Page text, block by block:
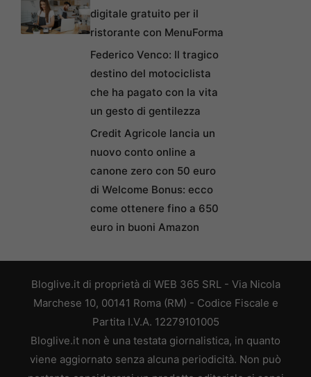
digitale gratuito per il
ristorante con MenuForma
Federico Venco: Il tragico
destino del motociclista
che ha pagato con la vita
un gesto di gentilezza
Credit Agricole lancia un
nuovo conto online a
canone zero con 50 euro
di Welcome Bonus: ecco
come ottenere fino a 650
euro in buoni Amazon
Bloglive.it di proprietà di WEB 365 SRL - Via Nicola
Marchese 10, 00141 Roma (RM) - Codice Fiscale e
Partita I.V.A. 12279101005
Bloglive.it non è una testata giornalistica, in quanto
viene aggiornato senza alcuna periodicità. Non può